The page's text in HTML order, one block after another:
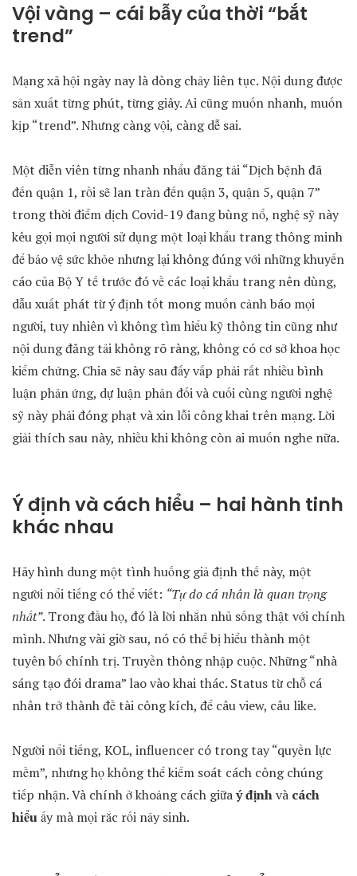
Vội vàng – cái bẫy của thời “bắt
trend”
Mạng xã hội ngày nay là dòng chảy liên tục. Nội dung được
sản xuất từng phút, từng giây. Ai cũng muốn nhanh, muốn
kịp “trend”. Nhưng càng vội, càng dễ sai.
Một diễn viên từng nhanh nhẩu đăng tải “Dịch bệnh đã
đến quận 1, rồi sẽ lan tràn đến quận 3, quận 5, quận 7”
trong thời điểm dịch Covid-19 đang bùng nổ, nghệ sỹ này
kêu gọi mọi người sử dụng một loại khẩu trang thông minh
để bảo vệ sức khỏe nhưng lại không đúng với những khuyến
cáo của Bộ Y tế trước đó về các loại khẩu trang nên dùng,
dẫu xuất phát từ ý định tốt mong muốn cảnh báo mọi
người, tuy nhiên vì không tìm hiểu kỹ thông tin cũng như
nội dung đăng tải không rõ ràng, không có cơ sở khoa học
kiểm chứng. Chia sẽ này sau đấy vấp phải rất nhiều bình
luận phản ứng, dự luận phản đối và cuối cùng người nghệ
sỹ này phải đóng phạt và xin lỗi công khai trên mạng. Lời
giải thích sau này, nhiều khi không còn ai muốn nghe nữa.
Ý định và cách hiểu – hai hành tinh
khác nhau
Hãy hình dung một tình huống giả định thế này, một
người nổi tiếng có thể viết: “Tự do cá nhân là quan trọng
nhất”. Trong đầu họ, đó là lời nhắn nhủ sống thật với chính
mình. Nhưng vài giờ sau, nó có thể bị hiểu thành một
tuyên bố chính trị. Truyền thông nhập cuộc. Những “nhà
sáng tạo đói drama” lao vào khai thác. Status từ chỗ cá
nhân trở thành đề tài công kích, để câu view, câu like.
Người nổi tiếng, KOL, influencer có trong tay “quyền lực
mềm”, nhưng họ không thể kiểm soát cách công chúng
tiếp nhận. Và chính ở khoảng cách giữaý địnhvà cách
hiểuấy mà mọi rắc rối nảy sinh.